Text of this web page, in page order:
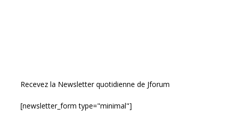
Recevez la Newsletter quotidienne de Jforum
[newsletter_form type="minimal"]